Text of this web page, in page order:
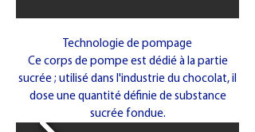
Technologie de pompage
Ce corps de pompe est dédié à la partie
sucrée ; utilisé dans l'industrie du chocolat, il
dose une quantité définie de substance
sucrée fondue.